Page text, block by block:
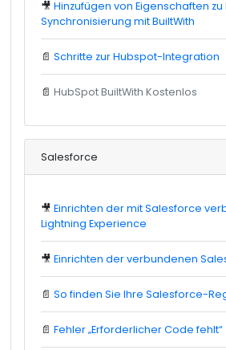
🎥 Hinzufügen von Eigenschaften zu
Synchronisierung mit BuiltWith
📄 Schritte zur Hubspot-Integration
📄 HubSpot BuiltWith Kostenlos
Salesforce
🎥 Einrichten der mit Salesforce
Lightning Experience
🎥 Einrichten der verbundenen
📄 So finden Sie Ihre Salesforce-
📄 Fehler „Erforderlicher Code fehlt“